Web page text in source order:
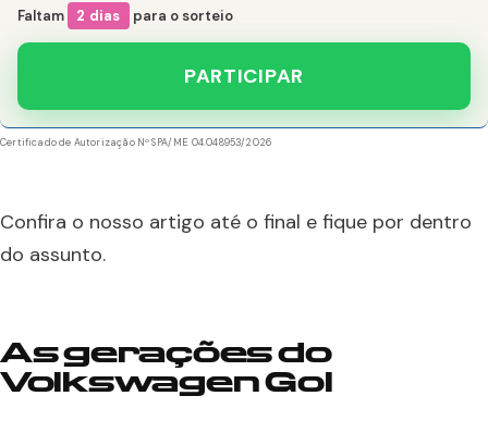
Faltam 2 dias para o sorteio
PARTICIPAR
Certificado de Autorização Nº SPA/ME 04.048953/2026
Confira o nosso artigo até o final e fique por dentro
do assunto.
As gerações do
Volkswagen Gol